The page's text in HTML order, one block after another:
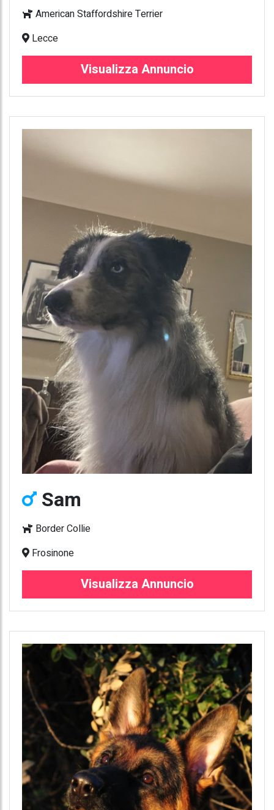
American Staffordshire Terrier
Lecce
Visualizza Annuncio
Sam
Border Collie
Frosinone
Visualizza Annuncio